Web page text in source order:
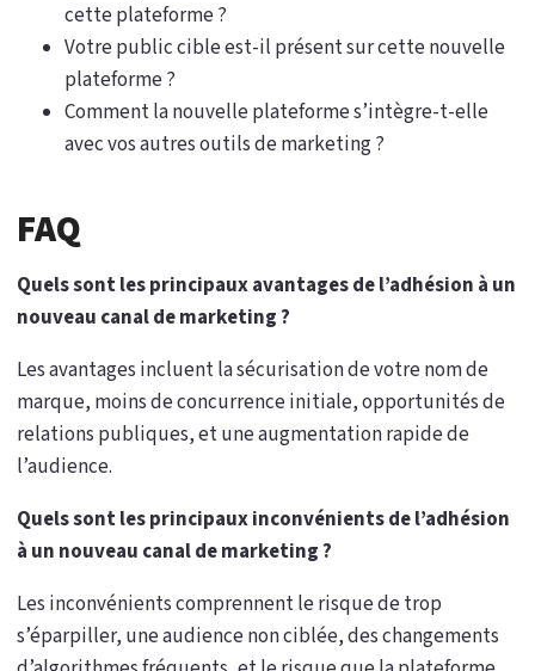
cette plateforme ?
Votre public cible est-il présent sur cette nouvelle
plateforme ?
Comment la nouvelle plateforme s’intègre-t-elle
avec vos autres outils de marketing ?
FAQ
Quels sont les principaux avantages de l’adhésion à un
nouveau canal de marketing ?
Les avantages incluent la sécurisation de votre nom de
marque, moins de concurrence initiale, opportunités de
relations publiques, et une augmentation rapide de
l’audience.
Quels sont les principaux inconvénients de l’adhésion
à un nouveau canal de marketing ?
Les inconvénients comprennent le risque de trop
s’éparpiller, une audience non ciblée, des changements